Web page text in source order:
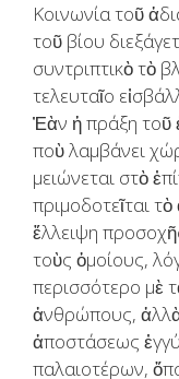
Κοινωνία τοῦ
τοῦ βίου
συντριπτικὸ τὸ
τελευταῖο
Ἐὰν ἡ πράξη τοῦ
ποὺ λαμβάνει
μειώνεται στὸ
πριμοδοτεῖται
ἔλλειψη
τοὺς ὁμοίους,
περισσότερο μὲ
ἀνθρώπους, ἀλλὰ
ἀποστάσεως
παλαιοτέρων,